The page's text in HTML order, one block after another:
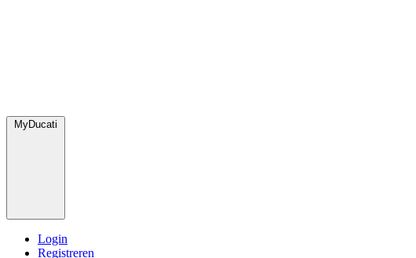
MyDucati
Login
Registreren